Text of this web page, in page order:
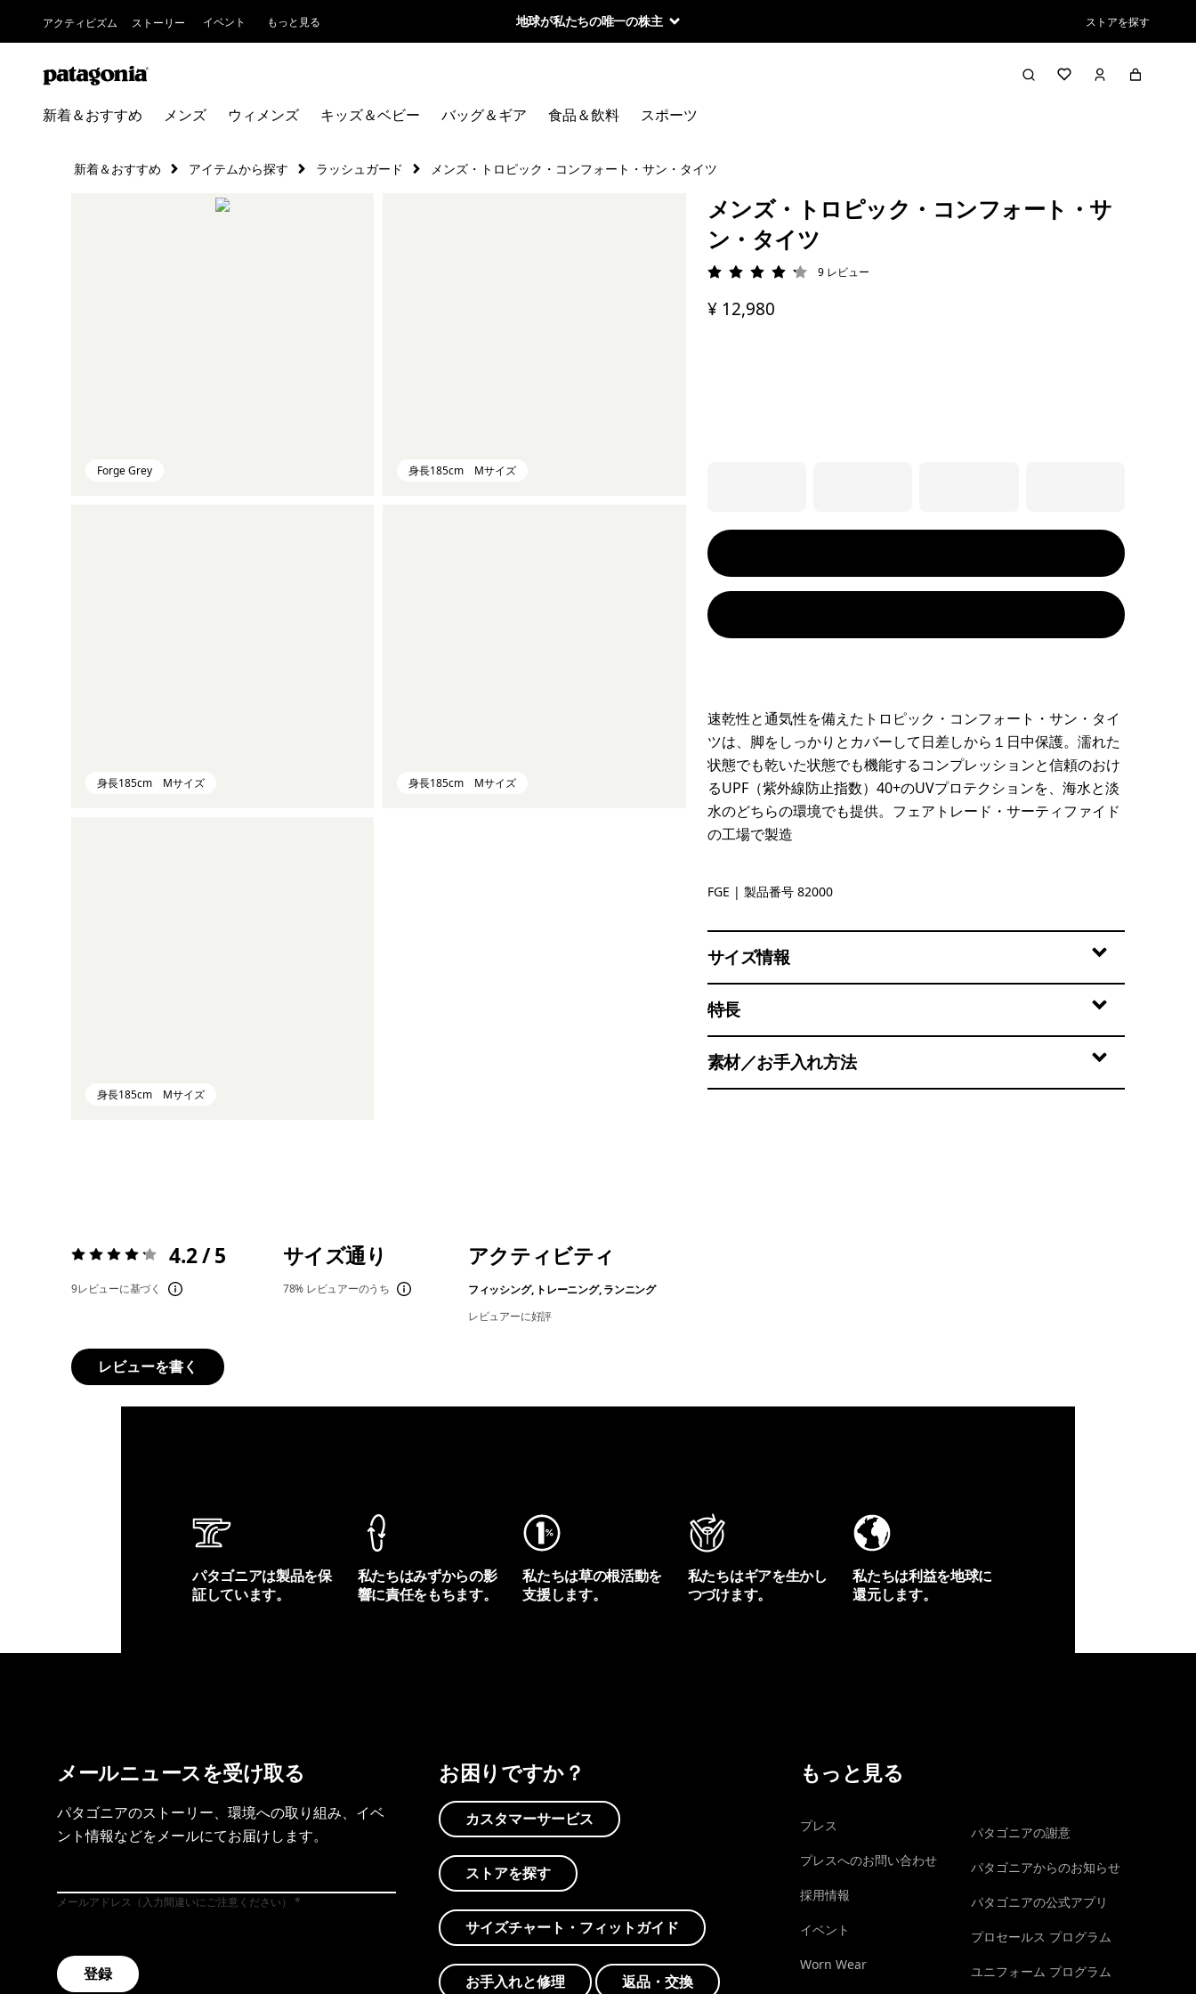
アクティビズム ストーリー イベント もっと見る 地球が私たちの唯一の株主 ストアを探す
新着＆おすすめ メンズ ウィメンズ キッズ＆ベビー バッグ＆ギア 食品＆飲料 スポーツ
新着＆おすすめ アイテムから探す ラッシュガード メンズ・トロピック・コンフォート・サン・タイツ
Forge Grey 身長185cm Mサイズ
身長185cm Mサイズ 身長185cm Mサイズ
身長185cm Mサイズ
メンズ・トロピック・コンフォート・サ
ン・タイツ
評価: 4.2 / 5
9 レビュー
¥ 12,980
速乾性と通気性を備えたトロピック・コンフォート・サン・タイ
ツは、脚をしっかりとカバーして日差しから１日中保護。濡れた
状態でも乾いた状態でも機能するコンプレッションと信頼のおけ
るUPF（紫外線防止指数）40+のUVプロテクションを、海水と淡
水のどちらの環境でも提供。フェアトレード・サーティファイド
の工場で製造
Forge Grey
FGE | 製品番号 82000
サイズ情報
特長
素材／お手入れ方法
評価:4.2 / 5 4.2 / 5
9レビューに基づく
サイズ通り
78% レビュアーのうち
アクティビティ
フィッシング, トレーニング, ランニング
レビュアーに好評
レビューを書く
パタゴニアは製品を保
証しています。
私たちはみずからの影
響に責任をもちます。
私たちは草の根活動を
支援します。
私たちはギアを生かし
つづけます。
私たちは利益を地球に
還元します。
メールニュースを受け取る
パタゴニアのストーリー、環境への取り組み、イベ
ント情報などをメールにてお届けします。
メールアドレス（入力間違いにご注意ください）
登録
お困りですか？
カスタマーサービス
ストアを探す
サイズチャート・フィットガイド
お手入れと修理 返品・交換
もっと見る
プレス
プレスへのお問い合わせ
採用情報
イベント
Worn Wear
パタゴニアの謝意
パタゴニアからのお知らせ
パタゴニアの公式アプリ
プロセールス プログラム
ユニフォーム プログラム